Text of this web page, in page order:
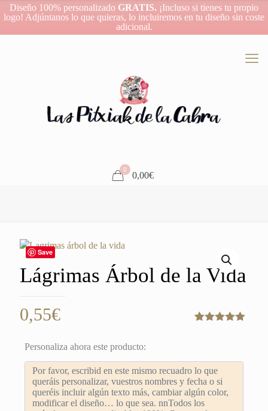
Diseño 100% personalizado GRATIS. ¡Incluso si tienes tu propio
logo! Adjúntanos lo que quieras, lo incluiremos en tu diseño sin coste
adicional.
0
0,00€
Save
Lágrimas Árbol de la Vida
valoraciones
de clientes
0,55€
Personaliza ahora este producto: